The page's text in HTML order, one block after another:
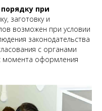
при
заготовку и
возможен при условии
законодательства
с органами
момента оформления